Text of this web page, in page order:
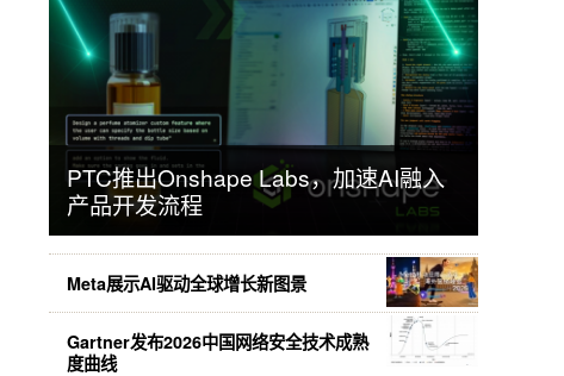
PTC推出Onshape Labs，加速AI融入
产品开发流程
Meta展示AI驱动全球增长新图景
Gartner发布2026中国网络安全技术成熟
度曲线